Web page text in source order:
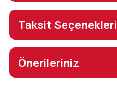
Taksit Seçenekleri
Önerileriniz